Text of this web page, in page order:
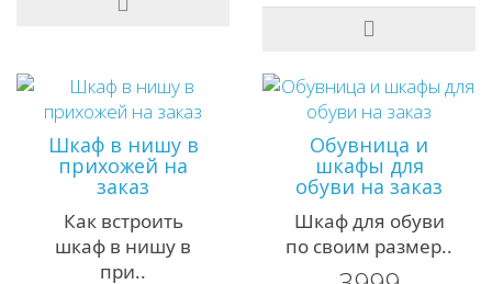
Шкаф в нишу в
прихожей на
заказ
Как встроить
шкаф в нишу в
при..
Обувница и
шкафы для
обуви на заказ
Шкаф для обуви
по своим размер..